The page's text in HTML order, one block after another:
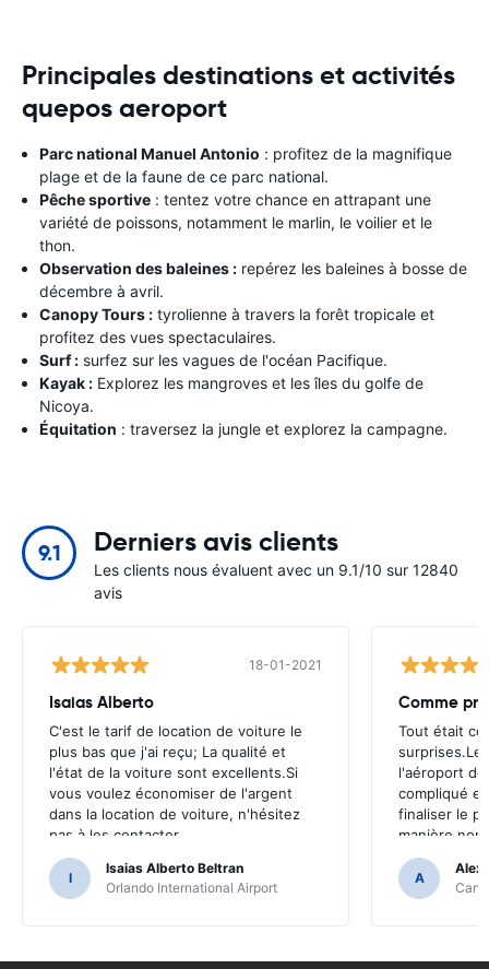
Principales destinations et activités
quepos aeroport
Parc national Manuel Antonio : profitez de la magnifique
plage et de la faune de ce parc national.
Pêche sportive : tentez votre chance en attrapant une
variété de poissons, notamment le marlin, le voilier et le
thon.
Observation des baleines : repérez les baleines à bosse de
décembre à avril.
Canopy Tours : tyrolienne à travers la forêt tropicale et
profitez des vues spectaculaires.
Surf : surfez sur les vagues de l'océan Pacifique.
Kayak : Explorez les mangroves et les îles du golfe de
Nicoya.
Équitation : traversez la jungle et explorez la campagne.
9.1 Derniers avis clients
Les clients nous évaluent avec un 9.1/10 sur 12840
avis
18-01-2021
Isaias Alberto
C'est le tarif de location de voiture le
plus bas que j'ai reçu; La qualité et
l'état de la voiture sont excellents.Si
vous voulez économiser de l'argent
dans la location de voiture, n'hésitez
pas à les contacter
I
Isaias Alberto Beltran
Orlando International Airport
Comme
Tout était
surprises.Le
l'aéroport
compliqué
finaliser le
manière
A
Alex